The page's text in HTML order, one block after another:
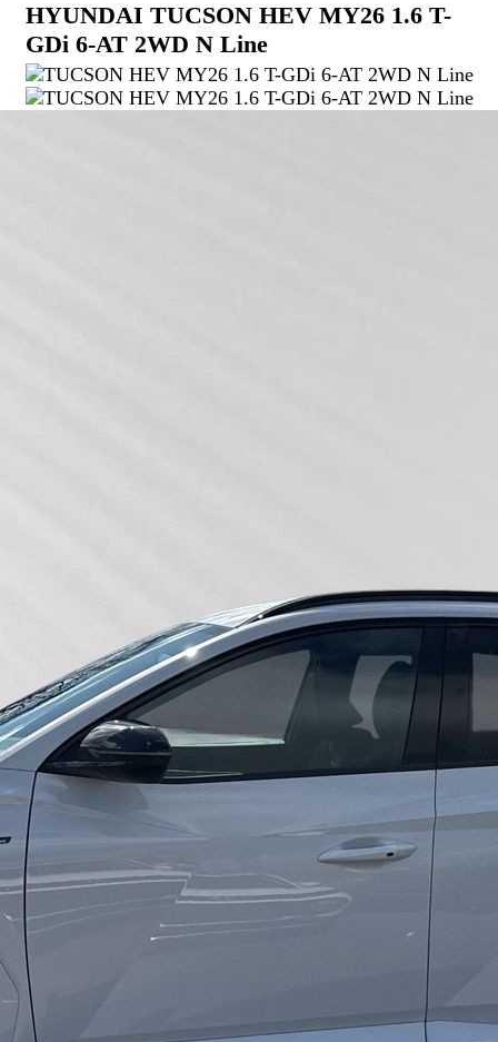
HYUNDAI TUCSON HEV MY26 1.6 T-
GDi 6-AT 2WD N Line